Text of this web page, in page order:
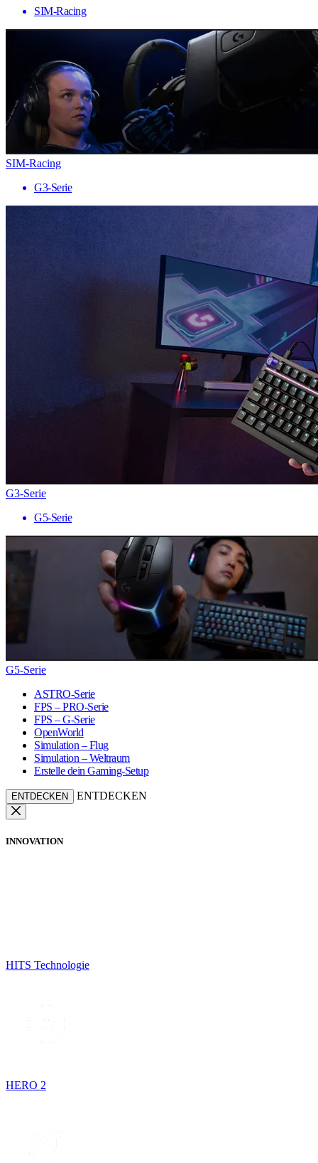
SIM-Racing
SIM-Racing
G3-Serie
G3-Serie
G5-Serie
G5-Serie
ASTRO-Serie
FPS – PRO-Serie
FPS – G-Serie
OpenWorld
Simulation – Flug
Simulation – Weltraum
Erstelle dein Gaming-Setup
ENTDECKEN ENTDECKEN
INNOVATION
HITS Technologie
HERO 2